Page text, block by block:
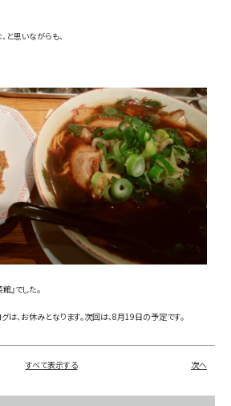
と思いながらも、
』でした。
は、お休みとなります。次回は、8月19日の予定です。
すべて表示する 次へ